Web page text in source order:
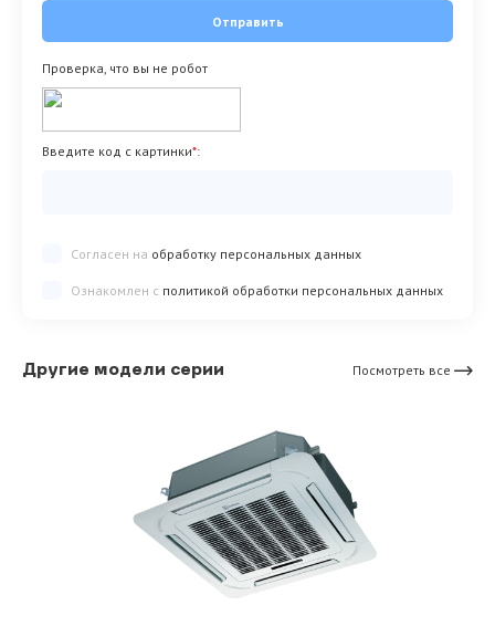
Отправить
Проверка, что вы не робот
Введите код с картинки*:
Согласен на обработку персональных данных
Ознакомлен с политикой обработки персональных данных
Другие модели серии Посмотреть все